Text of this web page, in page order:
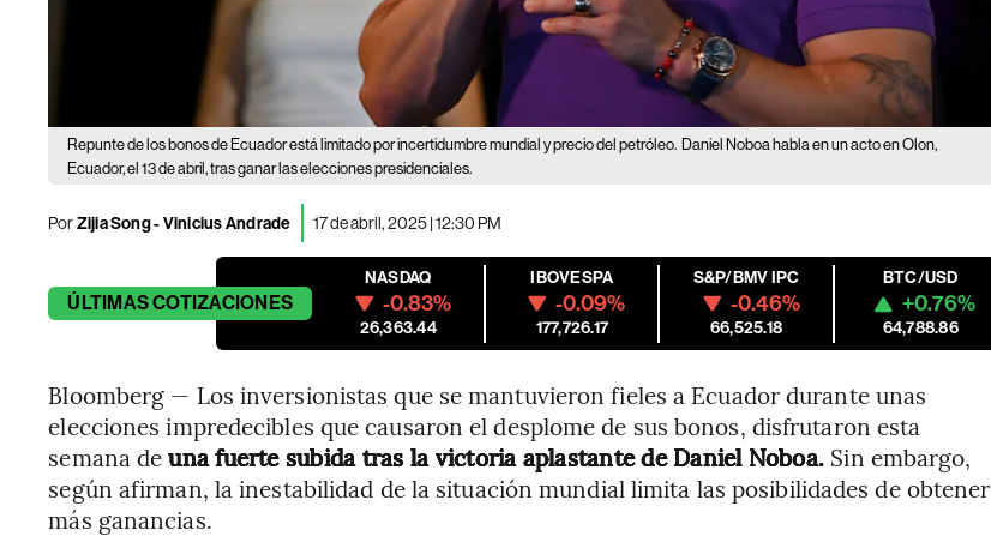
Repunte de los bonos de Ecuador está limitado por incertidumbre mundial y precio del petróleo. Daniel Noboa habla en un acto en Olon,
Ecuador, el 13 de abril, tras ganar las elecciones presidenciales.
PorZijia Song - Vinicius Andrade 17 de abril, 2025 | 12:30 PM
ÚLTIMASCOTIZACIONES
NASDAQ
-0.83%
26,363.44
IBOVESPA
-0.09%
177,726.17
S&P/BMV IPC
-0.46%
66,525.18
BTC/USD
+0.76%
64,788.86
Bloomberg — Los inversionistas que se mantuvieron fieles a Ecuador durante unas
elecciones impredecibles que causaron el desplome de sus bonos, disfrutaron esta
semana deuna fuerte subida tras la victoria aplastante de Daniel Noboa. Sin embargo,
según afirman, la inestabilidad de la situación mundial limita las posibilidades de obtener
más ganancias.